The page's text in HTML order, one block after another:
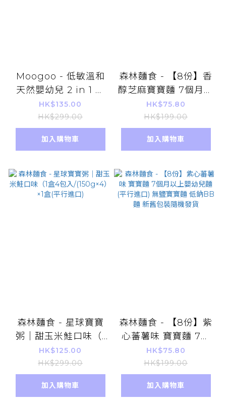
Moogoo - 低敏溫和
天然嬰幼兒 2 in 1 泡
泡沐浴露 平行進口
HK$135.00
HK$299.00
加入購物車
森林麵食 - 【8份】香
醇芝麻寶寶麵 7個月以
上嬰幼兒麵 (平行進
口) 無鹽寶寶麵 低鈉
BB麵 新舊包裝隨機發
貨
HK$75.80
HK$199.00
加入購物車
森林麵食 - 星球寶寶
粥｜甜玉米鮭口味（1
盒4包入/(150g×4）×1
盒(平行進口)
HK$125.00
HK$299.00
加入購物車
森林麵食 - 【8份】紫
心蕃薯味 寶寶麵 7個
月以上嬰幼兒麵 (平行
進口) 無鹽寶寶麵 低鈉
BB麵 新舊包裝隨機發
貨
HK$75.80
HK$199.00
加入購物車